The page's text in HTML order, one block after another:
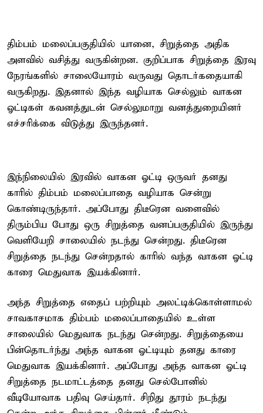
திம்பம் மலைப்பகுதியில் யானை, சிறுத்தை அதிக
அளவில் வசித்து வருகின்றன. குறிப்பாக சிறுத்தை இரவு
நேரங்களில் சாலையோரம் வருவது தொடர்கதையாகி
வருகிறது. இதனால் இந்த வழியாக செல்லும் வாகன
ஓட்டிகள் கவனத்துடன் செல்லுமாறு வனத்துறையினர்
எச்சரிக்கை விடுத்து இருந்தனர்.
இந்நிலையில் இரவில் வாகன ஓட்டி ஒருவர் தனது
காரில் திம்பம் மலைப்பாதை வழியாக சென்று
கொண்டிருந்தார். அப்போது திடீரென வளைவில்
திரும்பிய போது ஒரு சிறுத்தை வனப்பகுதியில் இருந்து
வெளியேறி சாலையில் நடந்து சென்றது. திடீரென
சிறுத்தை நடந்து சென்றதால் காரில் வந்த வாகன ஓட்டி
காரை மெதுவாக இயக்கினார்.
அந்த சிறுத்தை எதைப் பற்றியும் அலட்டிக்கொள்ளாமல்
சாவகாசமாக திம்பம் மலைப்பாதையில் உள்ள
சாலையில் மெதுவாக நடந்து சென்றது. சிறுத்தையை
பின்தொடர்ந்து அந்த வாகன ஓட்டியும் தனது காரை
மெதுவாக இயக்கினார். அப்போது அந்த வாகன ஓட்டி
சிறுத்தை நடமாட்டத்தை தனது செல்போனில்
வீடியோவாக பதிவு செய்தார். சிறிது தூரம் நடந்து